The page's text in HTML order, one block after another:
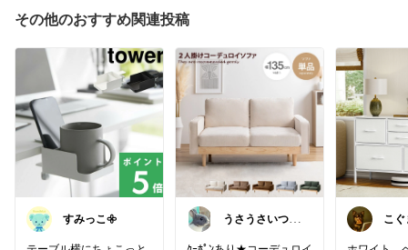
その他のおすすめ関連投稿
すみっこ𖧷
うさうさいつも
うです🐰✨
こ